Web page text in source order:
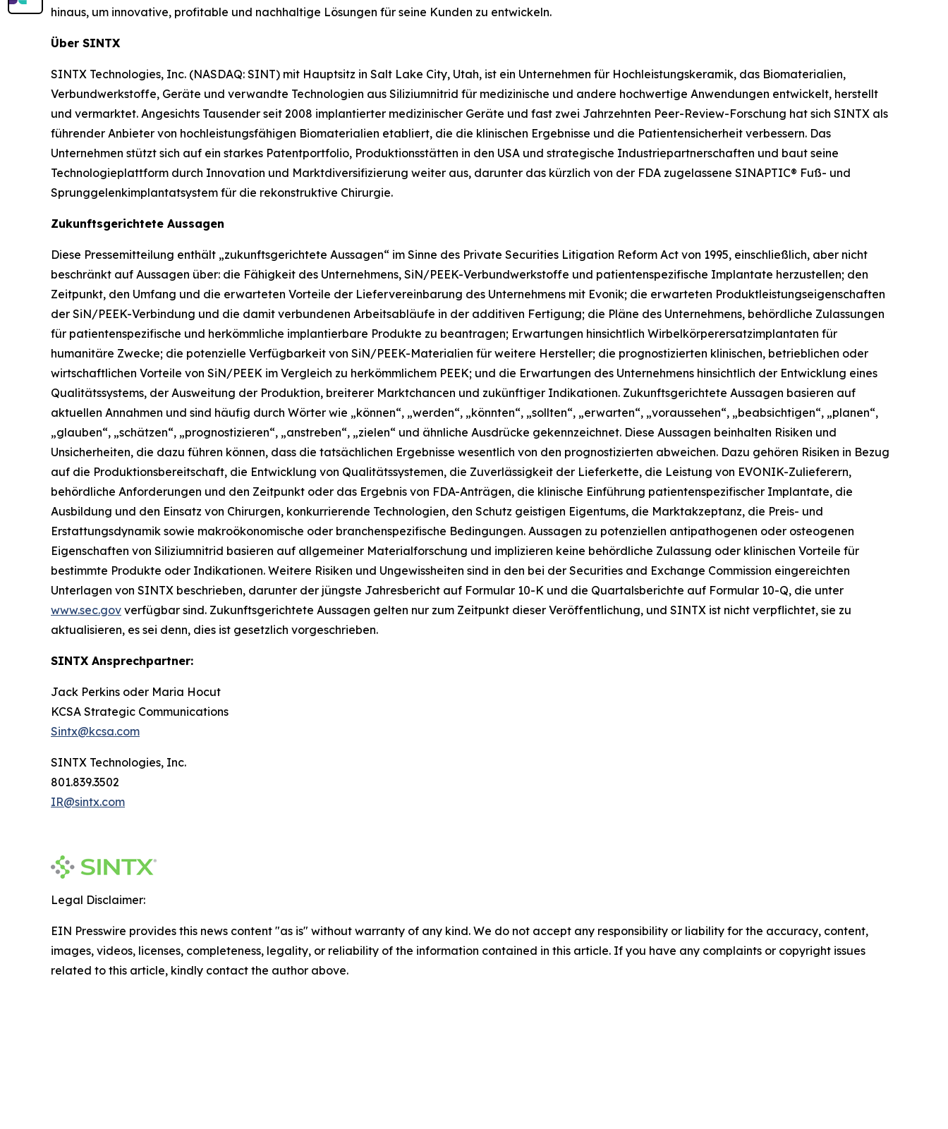
hinaus, um innovative, profitable und nachhaltige Lösungen für seine Kunden zu entwickeln.
Über SINTX
SINTX Technologies, Inc. (NASDAQ: SINT) mit Hauptsitz in Salt Lake City, Utah, ist ein Unternehmen für Hochleistungskeramik, das Biomaterialien,
Verbundwerkstoffe, Geräte und verwandte Technologien aus Siliziumnitrid für medizinische und andere hochwertige Anwendungen entwickelt, herstellt
und vermarktet. Angesichts Tausender seit 2008 implantierter medizinischer Geräte und fast zwei Jahrzehnten Peer-Review-Forschung hat sich SINTX als
führender Anbieter von hochleistungsfähigen Biomaterialien etabliert, die die klinischen Ergebnisse und die Patientensicherheit verbessern. Das
Unternehmen stützt sich auf ein starkes Patentportfolio, Produktionsstätten in den USA und strategische Industriepartnerschaften und baut seine
Technologieplattform durch Innovation und Marktdiversifizierung weiter aus, darunter das kürzlich von der FDA zugelassene SINAPTIC® Fuß- und
Sprunggelenkimplantatsystem für die rekonstruktive Chirurgie.
Zukunftsgerichtete Aussagen
Diese Pressemitteilung enthält „zukunftsgerichtete Aussagen“ im Sinne des Private Securities Litigation Reform Act von 1995, einschließlich, aber nicht
beschränkt auf Aussagen über: die Fähigkeit des Unternehmens, SiN/PEEK-Verbundwerkstoffe und patientenspezifische Implantate herzustellen; den
Zeitpunkt, den Umfang und die erwarteten Vorteile der Liefervereinbarung des Unternehmens mit Evonik; die erwarteten Produktleistungseigenschaften
der SiN/PEEK-Verbindung und die damit verbundenen Arbeitsabläufe in der additiven Fertigung; die Pläne des Unternehmens, behördliche Zulassungen
für patientenspezifische und herkömmliche implantierbare Produkte zu beantragen; Erwartungen hinsichtlich Wirbelkörperersatzimplantaten für
humanitäre Zwecke; die potenzielle Verfügbarkeit von SiN/PEEK-Materialien für weitere Hersteller; die prognostizierten klinischen, betrieblichen oder
wirtschaftlichen Vorteile von SiN/PEEK im Vergleich zu herkömmlichem PEEK; und die Erwartungen des Unternehmens hinsichtlich der Entwicklung eines
Qualitätssystems, der Ausweitung der Produktion, breiterer Marktchancen und zukünftiger Indikationen. Zukunftsgerichtete Aussagen basieren auf
aktuellen Annahmen und sind häufig durch Wörter wie „können“, „werden“, „könnten“, „sollten“, „erwarten“, „voraussehen“, „beabsichtigen“, „planen“,
„glauben“, „schätzen“, „prognostizieren“, „anstreben“, „zielen“ und ähnliche Ausdrücke gekennzeichnet. Diese Aussagen beinhalten Risiken und
Unsicherheiten, die dazu führen können, dass die tatsächlichen Ergebnisse wesentlich von den prognostizierten abweichen. Dazu gehören Risiken in Bezug
auf die Produktionsbereitschaft, die Entwicklung von Qualitätssystemen, die Zuverlässigkeit der Lieferkette, die Leistung von EVONIK-Zulieferern,
behördliche Anforderungen und den Zeitpunkt oder das Ergebnis von FDA-Anträgen, die klinische Einführung patientenspezifischer Implantate, die
Ausbildung und den Einsatz von Chirurgen, konkurrierende Technologien, den Schutz geistigen Eigentums, die Marktakzeptanz, die Preis- und
Erstattungsdynamik sowie makroökonomische oder branchenspezifische Bedingungen. Aussagen zu potenziellen antipathogenen oder osteogenen
Eigenschaften von Siliziumnitrid basieren auf allgemeiner Materialforschung und implizieren keine behördliche Zulassung oder klinischen Vorteile für
bestimmte Produkte oder Indikationen. Weitere Risiken und Ungewissheiten sind in den bei der Securities and Exchange Commission eingereichten
Unterlagen von SINTX beschrieben, darunter der jüngste Jahresbericht auf Formular 10-K und die Quartalsberichte auf Formular 10-Q, die unter
www.sec.gov verfügbar sind. Zukunftsgerichtete Aussagen gelten nur zum Zeitpunkt dieser Veröffentlichung, und SINTX ist nicht verpflichtet, sie zu
aktualisieren, es sei denn, dies ist gesetzlich vorgeschrieben.
SINTX Ansprechpartner:
Jack Perkins oder Maria Hocut
KCSA Strategic Communications
Sintx@kcsa.com
SINTX Technologies, Inc.
801.839.3502
IR@sintx.com
Legal Disclaimer:
EIN Presswire provides this news content "as is" without warranty of any kind. We do not accept any responsibility or liability for the accuracy, content,
images, videos, licenses, completeness, legality, or reliability of the information contained in this article. If you have any complaints or copyright issues
related to this article, kindly contact the author above.